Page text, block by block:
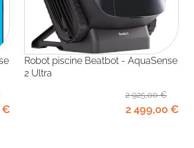
€
Robot piscine Beatbot - AquaSense
2 Ultra
2 925,00€
2 499,00 €